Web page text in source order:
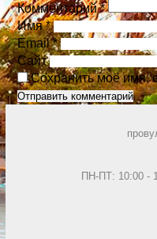
Комментарий*
Имя*
Email*
Сайт
Сохранить моё имя,
ПН-ПТ: 10:00 -